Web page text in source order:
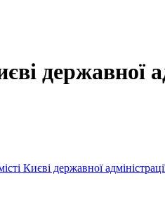
державної
Києві державної